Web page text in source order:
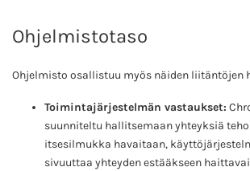
Ohjelmistotaso
Ohjelmisto osallistuu myös näiden liitäntöjen
Toimintajärjestelmän vastaukset:
suunniteltu hallitsemaan yhteyksiä
itsesilmukka havaitaan,
sivuuttaa yhteyden estääkseen